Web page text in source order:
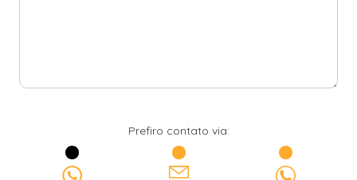
Prefiro contato via: